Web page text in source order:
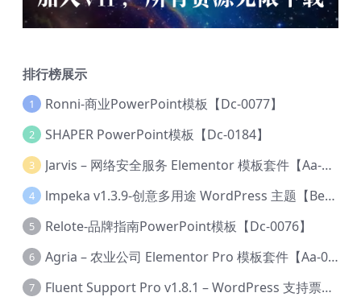
排行榜展示
1 Ronni-商业PowerPoint模板【Dc-0077】
2 SHAPER PowerPoint模板【Dc-0184】
3 Jarvis – 网络安全服务 Elementor 模板套件【Aa-0035】
4 lmpeka v1.3.9-创意多用途 WordPress 主题【Be-0064】
5 Relote-品牌指南PowerPoint模板【Dc-0076】
6 Agria – 农业公司 Elementor Pro 模板套件【Aa-0003】
7 Fluent Support Pro v1.8.1 – WordPress 支持票务系统【Cc-0041】